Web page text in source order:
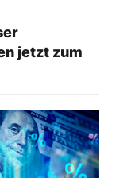
jetzt zum